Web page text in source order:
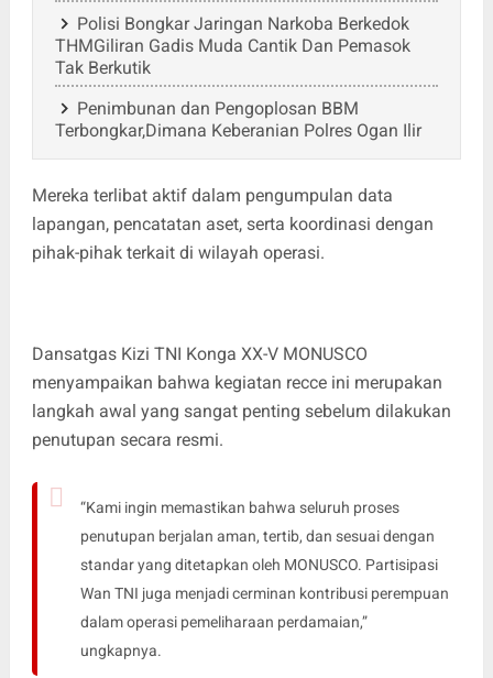
Polisi Bongkar Jaringan Narkoba Berkedok
THMGiliran Gadis Muda Cantik Dan Pemasok
Tak Berkutik
Penimbunan dan Pengoplosan BBM
Terbongkar,Dimana Keberanian Polres Ogan Ilir
Mereka terlibat aktif dalam pengumpulan data
lapangan, pencatatan aset, serta koordinasi dengan
pihak-pihak terkait di wilayah operasi.
Dansatgas Kizi TNI Konga XX-V MONUSCO
menyampaikan bahwa kegiatan recce ini merupakan
langkah awal yang sangat penting sebelum dilakukan
penutupan secara resmi.
“Kami ingin memastikan bahwa seluruh proses
penutupan berjalan aman, tertib, dan sesuai dengan
standar yang ditetapkan oleh MONUSCO. Partisipasi
Wan TNI juga menjadi cerminan kontribusi perempuan
dalam operasi pemeliharaan perdamaian,”
ungkapnya.